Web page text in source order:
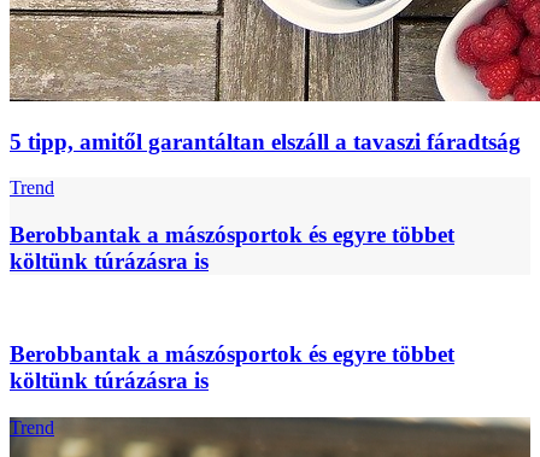
5 tipp, amitől garantáltan elszáll a tavaszi fáradtság
Trend
Berobbantak a mászósportok és egyre többet
költünk túrázásra is
Berobbantak a mászósportok és egyre többet
költünk túrázásra is
Trend